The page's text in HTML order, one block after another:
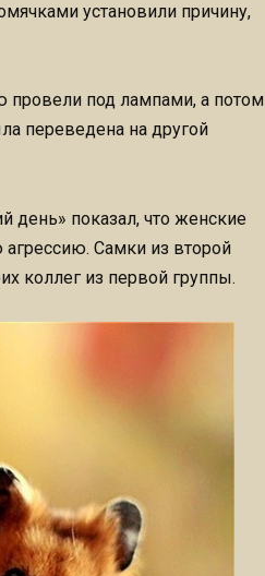
установили причину,
провели под лампами, а потом
переведена на другой
день» показал, что женские
Самки из второй
коллег из первой группы.